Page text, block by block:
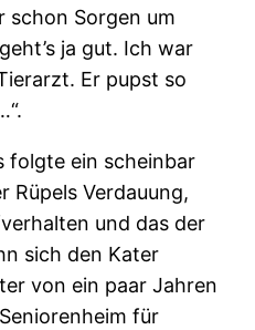
schon Sorgen um
ja gut. Ich war
Er pupst so
folgte ein scheinbar
Rüpels Verdauung,
und das der
sich den Kater
von ein paar Jahren
für